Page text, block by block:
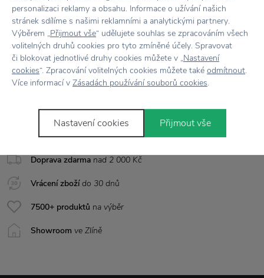
Vše skladem,odesíláme ihned
Doprava zdarma nad 2 000 Kč
Vrácení zbožído 30 dnů
7500+ produktů na výběr
Showroom ve Zlíně
Barva Šedá
Materiál Keramika / Kov
Rozměr D: 5 cm x Š: 5 cm x V: 8 cm
personalizaci reklamy a obsahu. Informace o užívání našich
stránek sdílíme s našimi reklamními a analytickými partnery.
Výběrem „Přijmout vše“ udělujete souhlas se zpracováním všech
volitelných druhů cookies pro tyto zmíněné účely. Spravovat
či blokovat jednotlivé druhy cookies můžete v „Nastavení
cookies“. Zpracování volitelných cookies můžete také odmítnout.
Více informací v Zásadách používání souborů cookies.
Nastavení cookies Přijmout vše